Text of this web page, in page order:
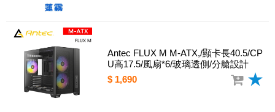
Antec FLUX M M-ATX,/顯卡長40.5/CP
U高17.5/風扇*6/玻璃透側/分艙設計
$ 1,690